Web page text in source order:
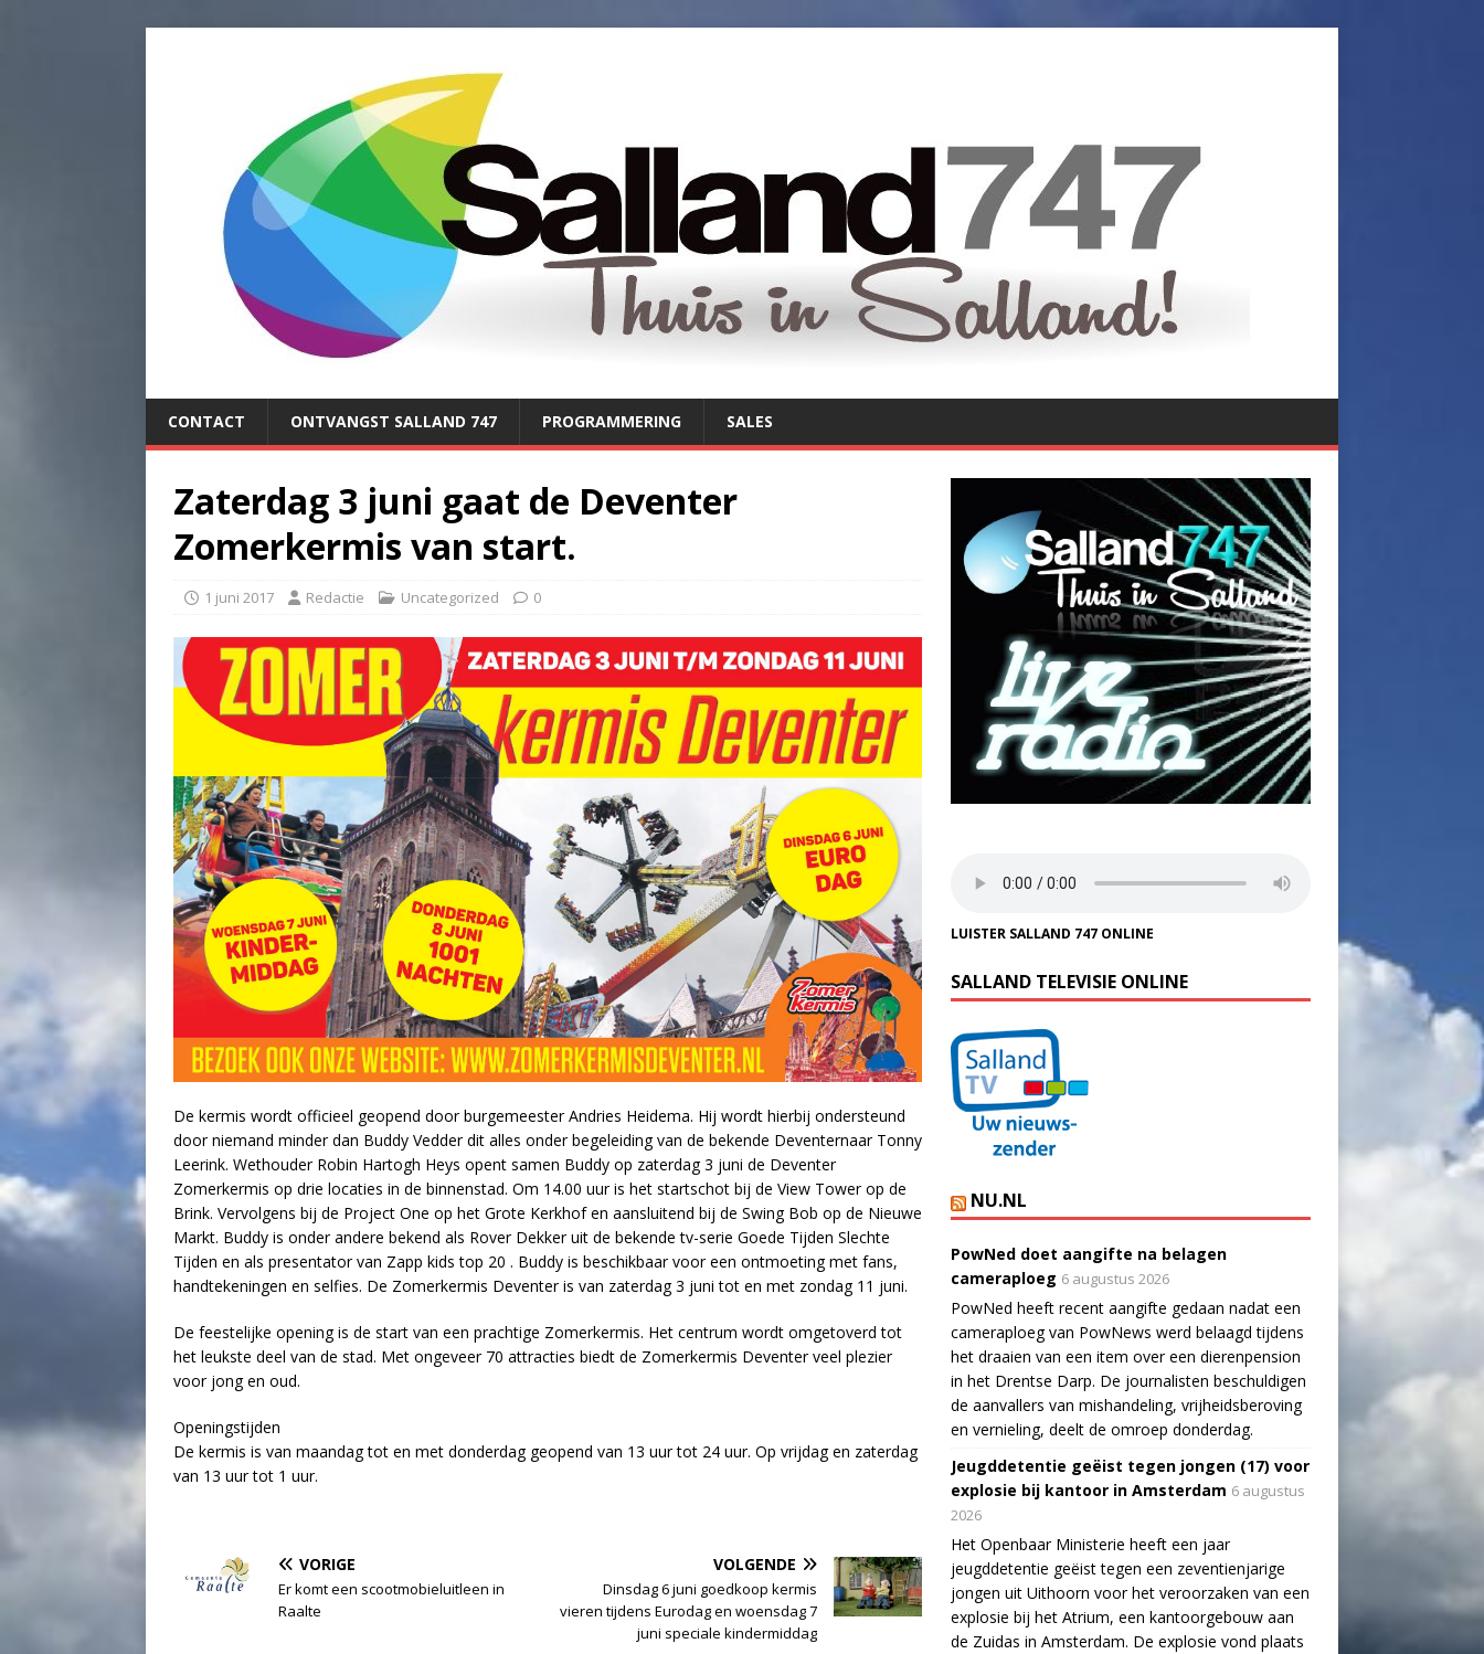
CONTACT ONTVANGST SALLAND 747 PROGRAMMERING SALES
Zaterdag 3 juni gaat de Deventer
Zomerkermis van start.
1 juni 2017 Redactie Uncategorized 0
De kermis wordt officieel geopend door burgemeester Andries Heidema. Hij wordt hierbij ondersteund
door niemand minder dan Buddy Vedder dit alles onder begeleiding van de bekende Deventernaar Tonny
Leerink. Wethouder Robin Hartogh Heys opent samen Buddy op zaterdag 3 juni de Deventer
Zomerkermis op drie locaties in de binnenstad. Om 14.00 uur is het startschot bij de View Tower op de
Brink. Vervolgens bij de Project One op het Grote Kerkhof en aansluitend bij de Swing Bob op de Nieuwe
Markt. Buddy is onder andere bekend als Rover Dekker uit de bekende tv-serie Goede Tijden Slechte
Tijden en als presentator van Zapp kids top 20 . Buddy is beschikbaar voor een ontmoeting met fans,
handtekeningen en selfies. De Zomerkermis Deventer is van zaterdag 3 juni tot en met zondag 11 juni.
De feestelijke opening is de start van een prachtige Zomerkermis. Het centrum wordt omgetoverd tot
het leukste deel van de stad. Met ongeveer 70 attracties biedt de Zomerkermis Deventer veel plezier
voor jong en oud.
Openingstijden
De kermis is van maandag tot en met donderdag geopend van 13 uur tot 24 uur. Op vrijdag en zaterdag
van 13 uur tot 1 uur.
VORIGE
Er komt een scootmobieluitleen in
Raalte
VOLGENDE
Dinsdag 6 juni goedkoop kermis
vieren tijdens Eurodag en woensdag 7
juni speciale kindermiddag
LUISTER SALLAND 747 ONLINE
SALLAND TELEVISIE ONLINE
NU.NL
PowNed doet aangifte na belagen
cameraploeg 6 augustus 2026
PowNed heeft recent aangifte gedaan nadat een
cameraploeg van PowNews werd belaagd tijdens
het draaien van een item over een dierenpension
in het Drentse Darp. De journalisten beschuldigen
de aanvallers van mishandeling, vrijheidsberoving
en vernieling, deelt de omroep donderdag.
Jeugddetentie geëist tegen jongen (17) voor
explosie bij kantoor in Amsterdam 6 augustus
2026
Het Openbaar Ministerie heeft een jaar
jeugddetentie geëist tegen een zeventienjarige
jongen uit Uithoorn voor het veroorzaken van een
explosie bij het Atrium, een kantoorgebouw aan
de Zuidas in Amsterdam. De explosie vond plaats